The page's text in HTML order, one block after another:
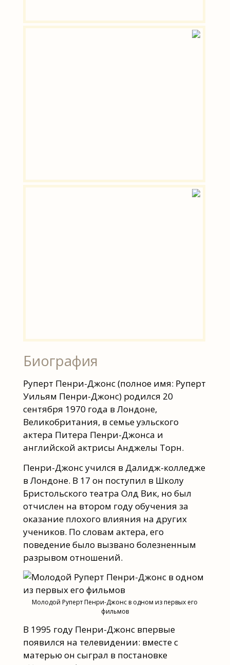
Биография
Руперт Пенри-Джонс (полное имя: Руперт
Уильям Пенри-Джонс) родился 20
сентября 1970 года в Лондоне,
Великобритания, в семье уэльского
актера Питера Пенри-Джонса и
английской актрисы Анджелы Торн.
Пенри-Джонс учился в Далидж-колледже
в Лондоне. В 17 он поступил в Школу
Бристольского театра Олд Вик, но был
отчислен на втором году обучения за
оказание плохого влияния на других
учеников. По словам актера, его
поведение было вызвано болезненным
разрывом отношений.
Молодой Руперт Пенри-Джонс в одном из первых его
фильмов
В 1995 году Пенри-Джонс впервые
появился на телевидении: вместе с
матерью он сыграл в постановке